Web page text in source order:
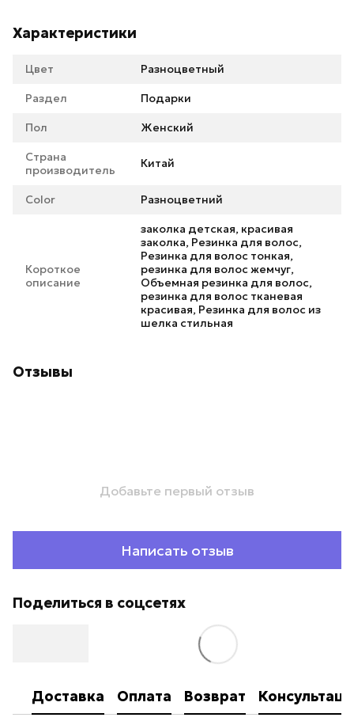
Характеристики
Цвет Разноцветный
Раздел Подарки
Пол Женский
Страна
производитель
Китай
Color Разноцветний
Короткое
описание
заколка детская, красивая
заколка, Резинка для волос,
Резинка для волос тонкая,
резинка для волос жемчуг,
Объемная резинка для волос,
резинка для волос тканевая
красивая, Резинка для волос из
шелка стильная
Отзывы
Добавьте первый отзыв
Написать отзыв
Поделиться в соцсетях
Доставка Оплата Возврат